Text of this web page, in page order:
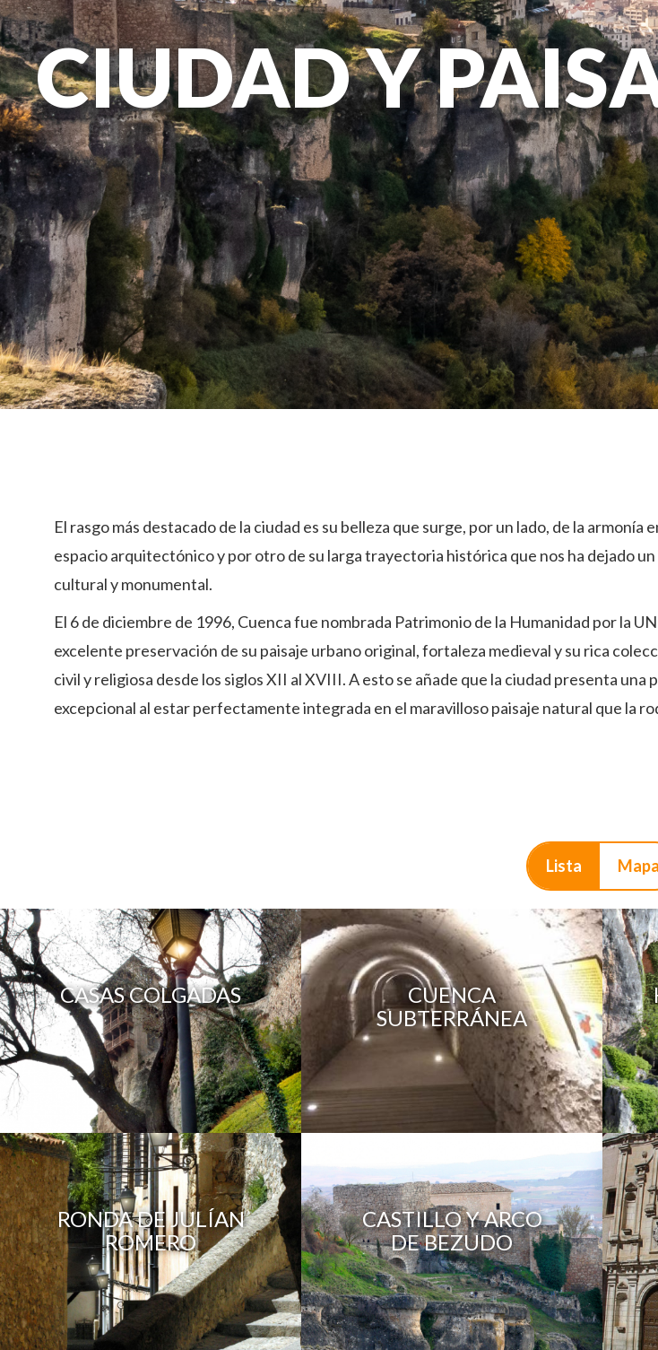
CIUDAD Y
El rasgo más destacado de la ciudad es su belleza que surge, por un lado, de la armonía
espacio arquitectónico y por otro de su larga trayectoria histórica que nos ha dejado
cultural y monumental.
El 6 de diciembre de 1996, Cuenca fue nombrada Patrimonio de la Humanidad por la
excelente preservación de su paisaje urbano original, fortaleza medieval y su rica
civil y religiosa desde los siglos XII al XVIII. A esto se añade que la ciudad presenta una
excepcional al estar perfectamente integrada en el maravilloso paisaje natural que la
Lista Mapa
CASAS COLGADAS
CUENCA
SUBTERRÁNEA
RONDA DE JULÍAN
ROMERO
CASTILLO Y ARCO
DE BEZUDO